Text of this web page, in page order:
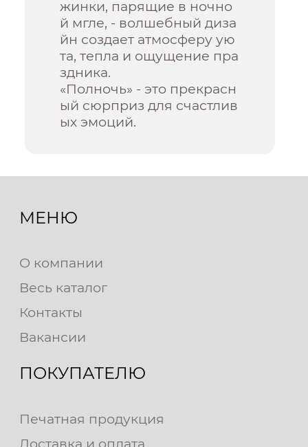
жинки, парящие в ночно
й мгле, - волшебный диза
йн создает атмосферу ую
та, тепла и ощущение пра
здника.
«Полночь» - это прекрасн
ый сюрприз для счастлив
ых эмоций.
МЕНЮ
О компании
Весь каталог
Контакты
Вакансии
ПОКУПАТЕЛЮ
Печатная продукция
Доставка и оплата